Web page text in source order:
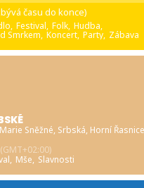
času do konce)
Festival, Folk, Hudba,
Smrkem, Koncert, Party, Zábava
Sněžné, Srbská, Horní
(GMT+02:00)
Mše, Slavnosti